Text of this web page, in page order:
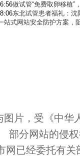
做试管“免费取卵移植”
东北试管患者福礼：沈
站式网站安全防护方案，
片，受《中华
部分网站的侵
网已经委托有